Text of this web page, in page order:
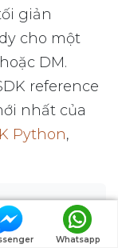
giản
cho một
DM.
reference
nhất của
Python,
Whatsapp